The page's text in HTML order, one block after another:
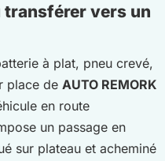
transférer vers un
à plat, pneu crevé,
place de AUTO REMORK
en route
un passage en
sur plateau et acheminé